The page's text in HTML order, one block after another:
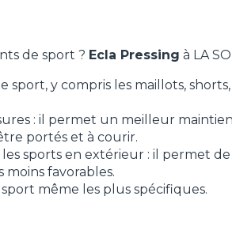
de sport ? Ecla Pressing à LA
sport, y compris les maillots,
: il permet un meilleur
portés et à courir.
sports en extérieur : il permet
favorables.
même les plus spécifiques.